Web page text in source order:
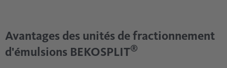
Avantages des unités de fractionnement
d'émulsions BEKOSPLIT®